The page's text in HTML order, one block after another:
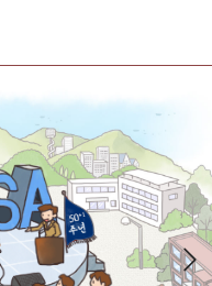
연구자들
물 영상 기록물